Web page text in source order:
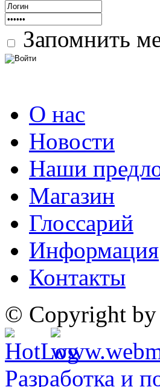
Запомнить
О нас
Новости
Наши
Магазин
Глоссарий
Информация
Контакты
© Copyright by
Разработка и